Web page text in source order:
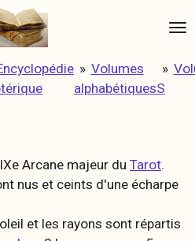
» Volumes
alphabétiques
»
S
Arcane majeur du Tarot.
nus et ceints d'une écharpe
et les rayons sont répartis